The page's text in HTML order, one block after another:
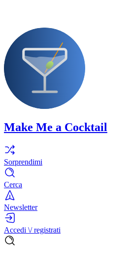
Make Me a Cocktail
Sorprendimi
Cerca
Newsletter
Accedi \/ registrati